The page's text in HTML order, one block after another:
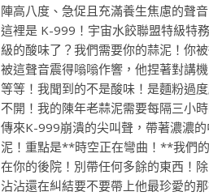
陣高八度、急促且充滿養生焦慮的聲
這裡是 K-999！宇宙水餃聯盟特級特
級的酸味了？我們需要你的蒜泥！你
被這聲音震得嗡嗡作響，他捏著對講
等等！我聞到的不是酸味！是麵粉過
不開！我的陳年老蒜泥需要每隔三小
傳來K-999崩潰的尖叫聲，帶著濃濃
泥！重點是**時空正在彎曲！**我們
在你的後院！別帶任何多餘的東西
沾沾還在糾結要不要帶上他最珍愛的